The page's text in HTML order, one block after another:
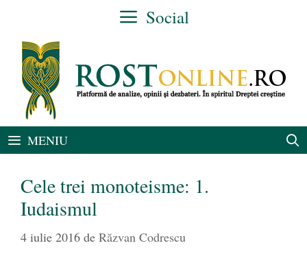
conținut
Social
MENIU
Cele trei monoteisme: 1.
Iudaismul
4 iulie 2016 de Răzvan Codrescu